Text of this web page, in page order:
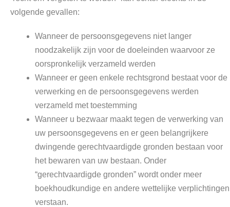
volgende gevallen:
Wanneer de persoonsgegevens niet langer
noodzakelijk zijn voor de doeleinden waarvoor ze
oorspronkelijk verzameld werden
Wanneer er geen enkele rechtsgrond bestaat voor de
verwerking en de persoonsgegevens werden
verzameld met toestemming
Wanneer u bezwaar maakt tegen de verwerking van
uw persoonsgegevens en er geen belangrijkere
dwingende gerechtvaardigde gronden bestaan voor
het bewaren van uw bestaan. Onder
“gerechtvaardigde gronden” wordt onder meer
boekhoudkundige en andere wettelijke verplichtingen
verstaan.